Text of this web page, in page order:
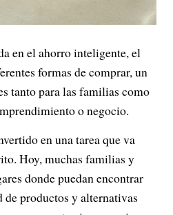
en el ahorro inteligente, el
formas de comprar, un
tanto para las familias como
o negocio.
en una tarea que va
Hoy, muchas familias y
donde puedan encontrar
de productos y alternativas